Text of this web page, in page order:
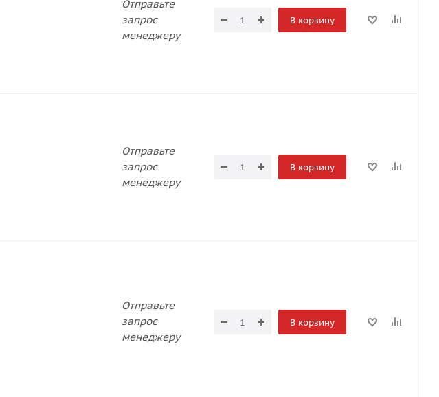
Отправьте
запрос
менеджеру
В корзину
Отправьте
запрос
менеджеру
В корзину
Отправьте
запрос
менеджеру
В корзину